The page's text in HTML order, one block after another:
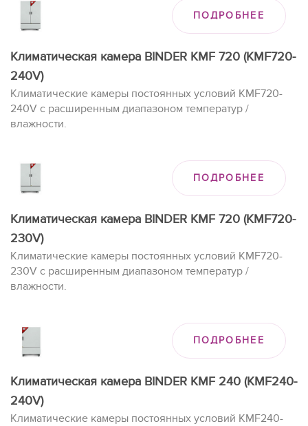
ПОДРОБНЕЕ
Климатическая камера BINDER KMF 720 (KMF720-
240V)
Климатические камеры постоянных условий KMF720-
240V с расширенным диапазоном температур /
влажности.
ПОДРОБНЕЕ
Климатическая камера BINDER KMF 720 (KMF720-
230V)
Климатические камеры постоянных условий KMF720-
230V с расширенным диапазоном температур /
влажности.
ПОДРОБНЕЕ
Климатическая камера BINDER KMF 240 (KMF240-
240V)
Климатические камеры постоянных условий KMF240-